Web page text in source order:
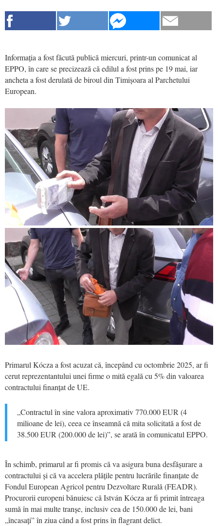
Informația a fost făcută publică miercuri, printr-un comunicat al
EPPO, în care se precizează că edilul a fost prins pe 19 mai, iar
ancheta a fost derulată de biroul din Timișoara al Parchetului
European.
Primarul Kócza a fost acuzat că, începând cu octombrie 2025, ar fi
cerut reprezentantului unei firme o mită egală cu 5% din valoarea
contractului finanțat de UE.
„Contractul în sine valora aproximativ 770.000 EUR (4
milioane de lei), ceea ce înseamnă că mita solicitată a fost de
38.500 EUR (200.000 de lei)”, se arată în comunicatul EPPO.
În schimb, primarul ar fi promis că va asigura buna desfășurare a
contractului și că va accelera plățile pentru lucrările finanțate de
Fondul European Agricol pentru Dezvoltare Rurală (FEADR).
Procurorii europeni bănuiesc că István Kócza ar fi primit întreaga
sumă în mai multe tranșe, inclusiv cea de 150.000 de lei, bani
„încasați” în ziua când a fost prins în flagrant delict.